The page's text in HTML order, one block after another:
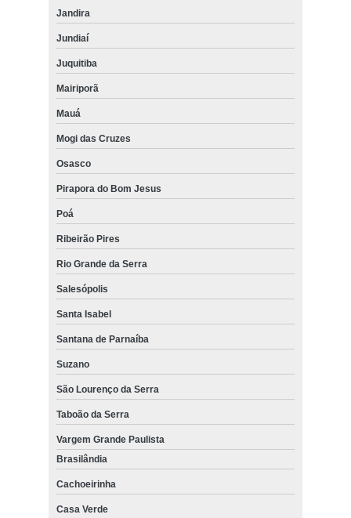
Jandira
Jundiaí
Juquitiba
Mairiporã
Mauá
Mogi das Cruzes
Osasco
Pirapora do Bom Jesus
Poá
Ribeirão Pires
Rio Grande da Serra
Salesópolis
Santa Isabel
Santana de Parnaíba
Suzano
São Lourenço da Serra
Taboão da Serra
Vargem Grande Paulista
Brasilândia
Cachoeirinha
Casa Verde